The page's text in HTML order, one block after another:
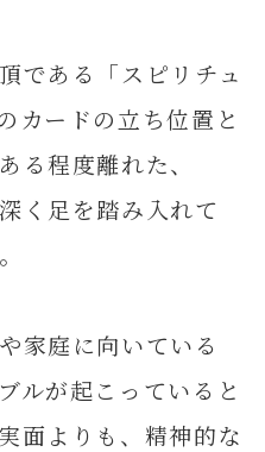
である「スピリチュ
カードの立ち位置と
る程度離れた、
く足を踏み入れて
家庭に向いている
ルが起こっていると
面よりも、精神的な